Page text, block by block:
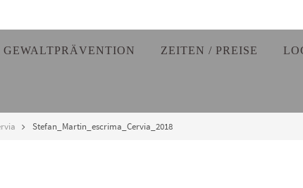
GEWALTPRÄVENTION ZEITEN / PREISE
Stefan_Martin_escrima_Cervia_2018